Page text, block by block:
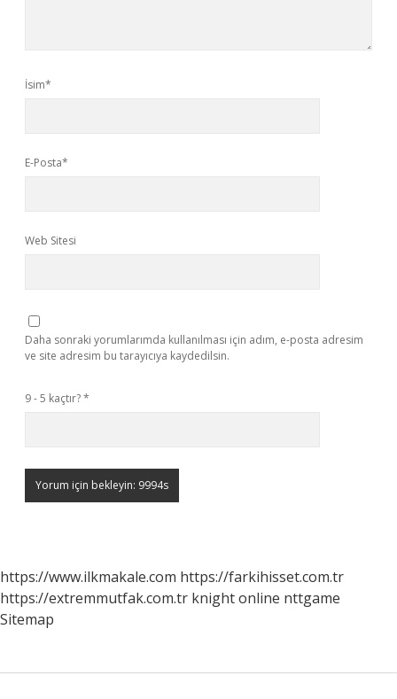
İsim*
E-Posta*
Web Sitesi
Daha sonraki yorumlarımda kullanılması için adım, e-posta adresim
ve site adresim bu tarayıcıya kaydedilsin.
9 - 5 kaçtır?*
https://www.ilkmakale.com https://farkihisset.com.tr
https://extremmutfak.com.tr knight online nttgame
Sitemap